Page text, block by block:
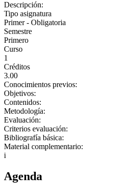
Descripción:
Tipo asignatura
Primer - Obligatoria
Semestre
Primero
Curso
1
Créditos
3.00
Conocimientos previos:
Objetivos:
Contenidos:
Metodología:
Evaluación:
Criterios evaluación:
Bibliografía básica:
Material complementario:
i
Agenda